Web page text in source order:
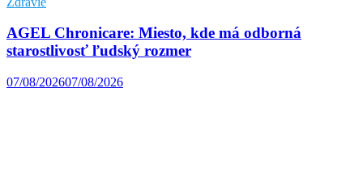
AGEL Chronicare: Miesto, kde má odborná
starostlivosť ľudský rozmer
07/08/202607/08/2026